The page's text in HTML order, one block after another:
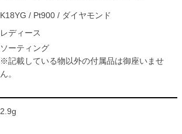
K18YG / Pt900 / ダイヤモンド
レディース
ソーティング
※記載している物以外の付属品は御座いませ
ん。
2.9g